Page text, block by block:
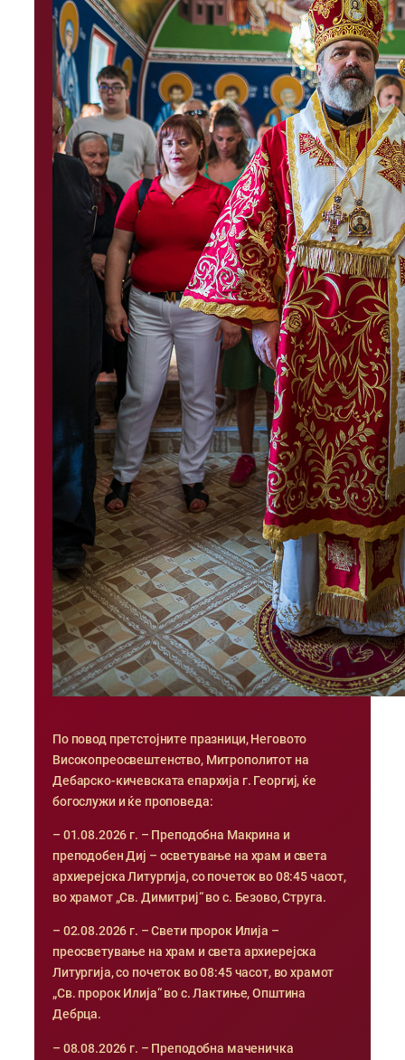
По повод претстојните празници, Неговото
Високопреосвештенство, Митрополитот на
Дебарско-кичевската епархија г. Георгиј, ќе
богослужи и ќе проповеда:
– 01.08.2026 г. – Преподобна Макрина и
преподобен Диј – осветување на храм и света
архиерејска Литургија, со почеток во 08:45 часот,
во храмот „Св. Димитриј“ во с. Безово, Струга.
– 02.08.2026 г. – Свети пророк Илија –
преосветување на храм и света архиерејска
Литургија, со почеток во 08:45 часот, во храмот
„Св. пророк Илија“ во с. Лактиње, Општина
Дебрца.
– 08.08.2026 г. – Преподобна маченичка